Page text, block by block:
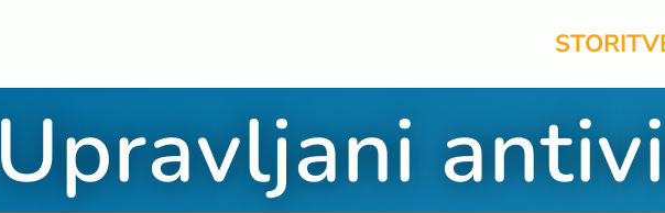
Upravljani